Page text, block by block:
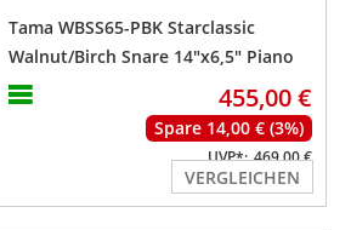
Tama WBSS65-PBK Starclassic
Walnut/Birch Snare 14"x6,5" Piano
Black
455,00 €
Spare 14,00 € (3%)
UVP*: 469,00 €
VERGLEICHEN